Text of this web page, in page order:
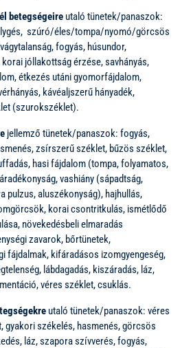
betegségeire utaló tünetek/panaszok:
szúró/éles/tompa/nyomó/görcsös
fogyás, húsundor,
jóllakottság érzése, savhányás,
étkezés utáni gyomorfájdalom,
kávéaljszerű hányadék,
(szurokszéklet).
jellemző tünetek/panaszok: fogyás,
zsírszerű széklet, bűzös széklet,
hasi fájdalom (tompa, folyamatos,
vashiány (sápadtság,
pulzus, aluszékonyság), hajhullás,
korai csontritkulás, ismétlődő
növekedésbeli elmaradás
zavarok, bőrtünetek,
fájdalmak, kifáradásos izomgyengeség,
lábdagadás, kiszáradás, láz,
véres széklet, csuklás.
utaló tünetek/panaszok: véres
gyakori székelés, hasmenés, görcsös
láz, szapora szívverés, fogyás,